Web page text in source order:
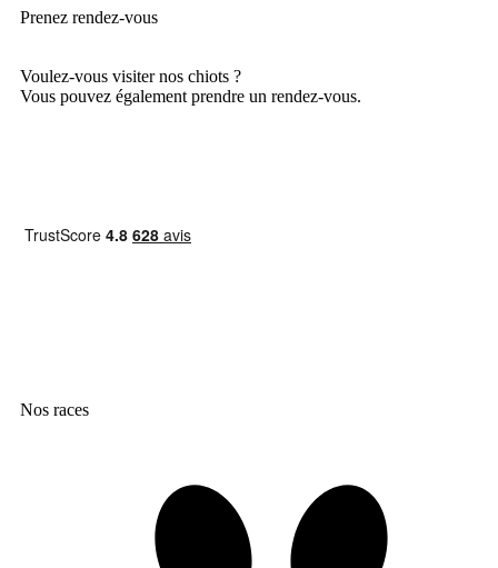
Prenez rendez-vous
Voulez-vous visiter nos chiots ?
Vous pouvez également prendre un rendez-vous.
Nos races